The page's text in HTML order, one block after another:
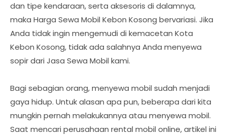
dan tipe kendaraan, serta aksesoris di dalamnya,
maka Harga Sewa Mobil Kebon Kosong bervariasi. Jika
Anda tidak ingin mengemudi di kemacetan Kota
Kebon Kosong, tidak ada salahnya Anda menyewa
sopir dari Jasa Sewa Mobil kami.
Bagi sebagian orang, menyewa mobil sudah menjadi
gaya hidup. Untuk alasan apa pun, beberapa dari kita
mungkin pernah melakukannya atau menyewa mobil.
Saat mencari perusahaan rental mobil online, artikel ini